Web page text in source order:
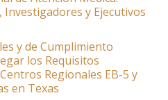
y Ejecutivos
y de Cumplimiento
los Requisitos
Regionales EB-5 y
en Texas